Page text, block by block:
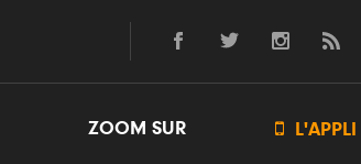
ZOOM SUR  L'APPLI